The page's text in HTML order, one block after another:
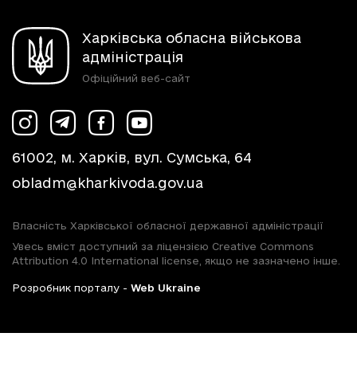
Харківська обласна військова
адміністрація
Офіційний веб-сайт
61002, м. Харків, вул. Сумська, 64
obladm@kharkivoda.gov.ua
Власність Харківської обласної державної адміністрації
Увесь вміст доступний за ліцензією Creative Commons
Attribution 4.0 International license, якщо не зазначено інше.
Розробник порталу - Web Ukraine